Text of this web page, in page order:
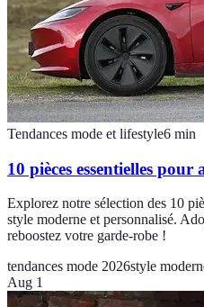
Tendances mode et lifestyle6 min
10 pièces essentielles
Explorez notre sélection des 10
style moderne et personnalisé.
reboostez votre garde-robe !
tendances mode 2026style
Aug 1